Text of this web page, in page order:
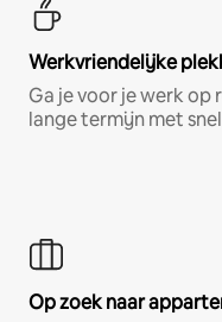
Werkvriendelijke
Ga je voor je werk op
lange termijn met
Op zoek naar